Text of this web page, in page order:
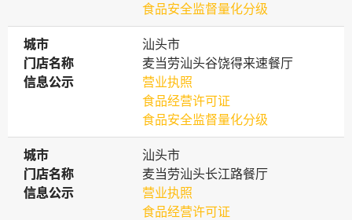
食品安全监督量化分级
城市
城市
汕头市
门店名称
门店名称
麦当劳汕头谷饶得来速餐厅
信息公示
信息公示
营业执照
食品经营许可证
食品安全监督量化分级
城市
城市
汕头市
门店名称
门店名称
麦当劳汕头长江路餐厅
信息公示
信息公示
营业执照
食品经营许可证